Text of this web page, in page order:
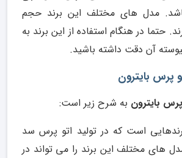
مدل های مختلف این برند حجم
حتما در هنگام استفاده از این برند به
آن دقت داشته باشید.
پرس بایترون
پرس بایترون به شرح زیر است:
است که در تولید اتو پرس سد
های مختلف این برند را می تواند در